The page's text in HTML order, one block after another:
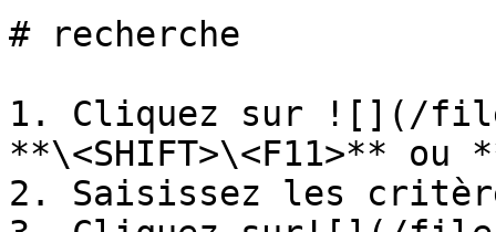
# recherche
1. Cliquez sur ![](/files/
**\<SHIFT>\<F11>** ou
2. Saisissez les